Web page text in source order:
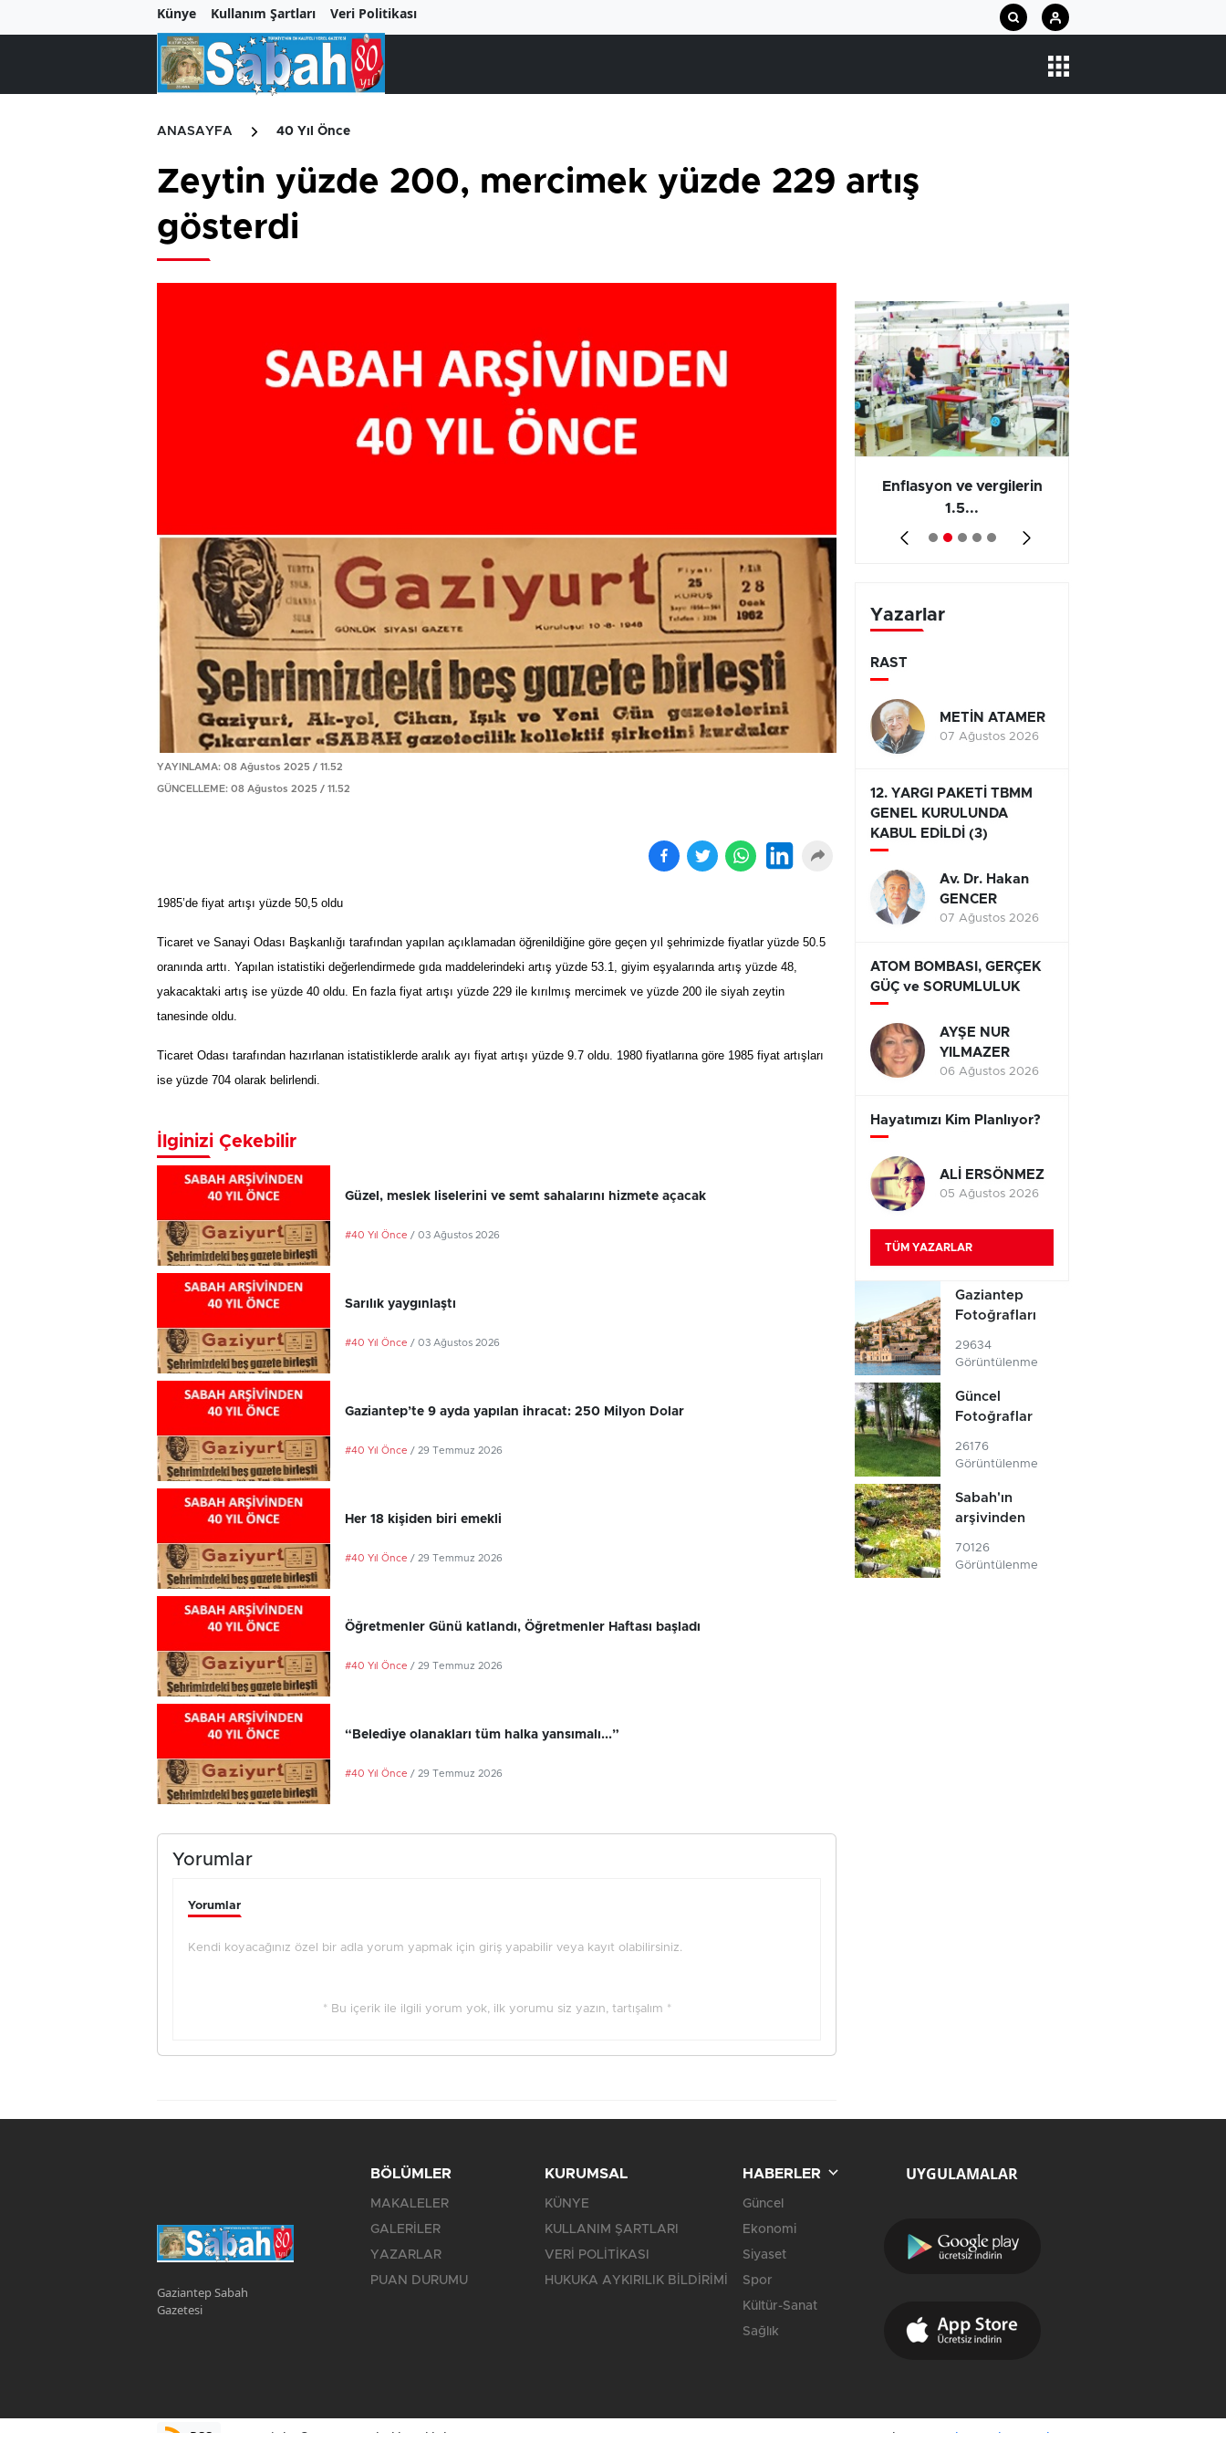
Künye Kullanım Şartları Veri Politikası
ANASAYFA 40 Yıl Önce
Zeytin yüzde 200, mercimek yüzde 229 artış
gösterdi
YAYINLAMA: 08 Ağustos 2025 / 11.52
GÜNCELLEME: 08 Ağustos 2025 / 11.52
1985’de fiyat artışı yüzde 50,5 oldu
Ticaret ve Sanayi Odası Başkanlığı tarafından yapılan açıklamadan öğrenildiğine göre geçen yıl şehrimizde fiyatlar yüzde 50.5
oranında arttı. Yapılan istatistiki değerlendirmede gıda maddelerindeki artış yüzde 53.1, giyim eşyalarında artış yüzde 48,
yakacaktaki artış ise yüzde 40 oldu. En fazla fiyat artışı yüzde 229 ile kırılmış mercimek ve yüzde 200 ile siyah zeytin
tanesinde oldu.
Ticaret Odası tarafından hazırlanan istatistiklerde aralık ayı fiyat artışı yüzde 9.7 oldu. 1980 fiyatlarına göre 1985 fiyat artışları
ise yüzde 704 olarak belirlendi.
İlginizi Çekebilir
Güzel, meslek liselerini ve semt sahalarını hizmete açacak
#40 Yıl Önce / 03 Ağustos 2026
Sarılık yaygınlaştı
#40 Yıl Önce / 03 Ağustos 2026
Gaziantep’te 9 ayda yapılan ihracat: 250 Milyon Dolar
#40 Yıl Önce / 29 Temmuz 2026
Her 18 kişiden biri emekli
#40 Yıl Önce / 29 Temmuz 2026
Öğretmenler Günü katlandı, Öğretmenler Haftası başladı
#40 Yıl Önce / 29 Temmuz 2026
“Belediye olanakları tüm halka yansımalı...”
#40 Yıl Önce / 29 Temmuz 2026
Yorumlar
Yorumlar
Kendi koyacağınız özel bir adla yorum yapmak için giriş yapabilir veya kayıt olabilirsiniz.
* Bu içerik ile ilgili yorum yok, ilk yorumu siz yazın, tartışalım *
Enflasyon ve vergilerin
1.5...
Yazarlar
RAST
METİN ATAMER
07 Ağustos 2026
12. YARGI PAKETİ TBMM
GENEL KURULUNDA
KABUL EDİLDİ (3)
Av. Dr. Hakan
GENCER
07 Ağustos 2026
ATOM BOMBASI, GERÇEK
GÜÇ ve SORUMLULUK
AYŞE NUR
YILMAZER
06 Ağustos 2026
Hayatımızı Kim Planlıyor?
ALİ ERSÖNMEZ
05 Ağustos 2026
TÜM YAZARLAR
Gaziantep
Fotoğrafları
29634
Görüntülenme
Güncel
Fotoğraflar
26176
Görüntülenme
Sabah'ın
arşivinden
70126
Görüntülenme
Gaziantep Sabah
Gazetesi
BÖLÜMLER
MAKALELER
GALERİLER
YAZARLAR
PUAN DURUMU
KURUMSAL
KÜNYE
KULLANIM ŞARTLARI
VERİ POLİTİKASI
HUKUKA AYKIRILIK BİLDİRİMİ
HABERLER
Güncel
Ekonomi
Siyaset
Spor
Kültür-Sanat
Sağlık
UYGULAMALAR
RSS Copyright © 2023. Her hakkı saklıdır. Yazılım: Moradam Haber Yazılımı